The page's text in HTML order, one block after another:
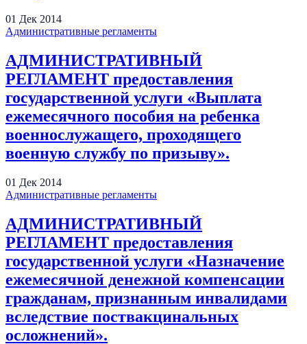
01 Дек 2014
Административные регламенты
АДМИНИСТРАТИВНЫЙ
РЕГЛАМЕНТ предоставления
государственной услуги «Выплата
ежемесячного пособия на ребенка
военнослужащего, проходящего
военную службу по призыву».
01 Дек 2014
Административные регламенты
АДМИНИСТРАТИВНЫЙ
РЕГЛАМЕНТ предоставления
государственной услуги «Назначение
ежемесячной денежной компенсации
гражданам, признанным инвалидами
вследствие поствакцинальных
осложнений».